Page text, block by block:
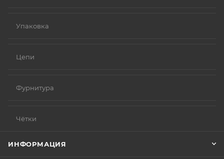
Упаковка
Цепи
Фурнитура
Чётки
ИНФОРМАЦИЯ